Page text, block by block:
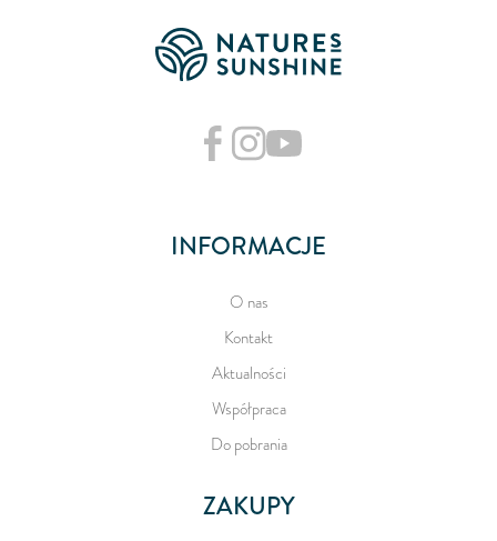
INFORMACJE
O nas
Kontakt
Aktualności
Współpraca
Do pobrania
ZAKUPY